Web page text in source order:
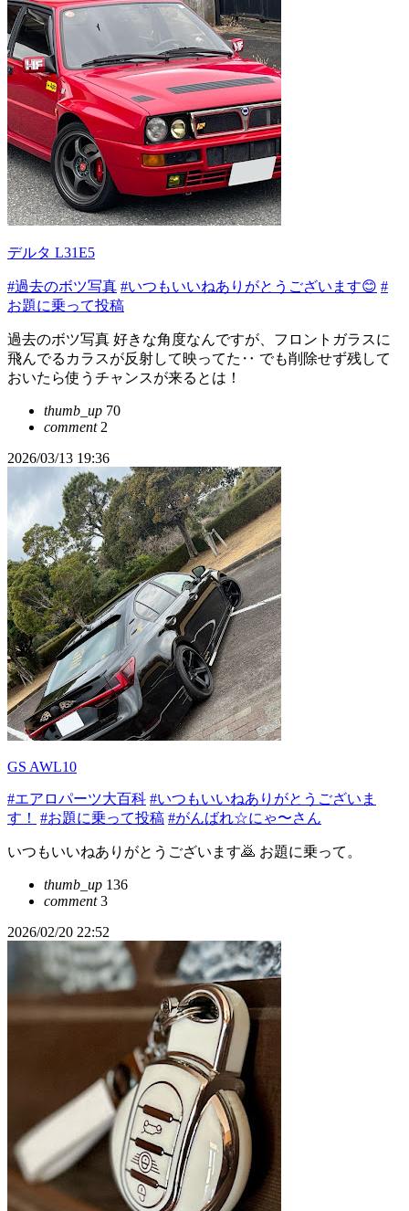
デルタ L31E5
#過去のボツ写真 #いつもいいねありがとうございます😊 #
お題に乗って投稿
過去のボツ写真 好きな角度なんですが、フロントガラスに
飛んでるカラスが反射して映ってた‥ でも削除せず残して
おいたら使うチャンスが来るとは！
thumb_up 70
comment2
2026/03/13 19:36
GS AWL10
#エアロパーツ大百科 #いつもいいねありがとうございま
す！
#お題に乗って投稿 #がんばれ☆にゃ〜さん
いつもいいねありがとうございます🙇 お題に乗って。
thumb_up 136
comment3
2026/02/20 22:52